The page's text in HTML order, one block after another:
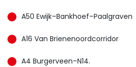
A50 Ewijk–Bankhoef–Paalgraven
A16 Van Brienenoordcorridor
A4 Burgerveen–N14.